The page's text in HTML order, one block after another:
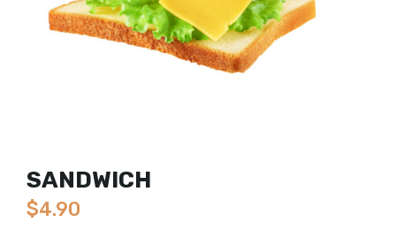
SANDWICH
$4.90